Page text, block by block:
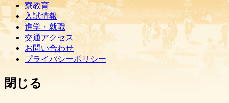
寮教育
入試情報
進学・就職
交通アクセス
お問い合わせ
プライバシーポリシー
閉じる